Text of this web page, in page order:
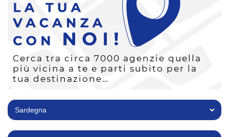
Cerca tra circa 7000 agenzie quella
più vicina a te e parti subito per la
tua destinazione…